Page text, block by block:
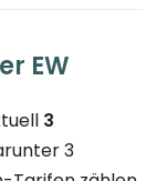
EW
3
3